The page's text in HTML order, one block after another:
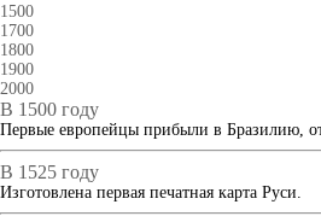
1500
1700
1800
1900
2000
В 1500 году
Первые европейцы прибыли в Бразилию,
В 1525 году
Изготовлена первая печатная карта Руси.